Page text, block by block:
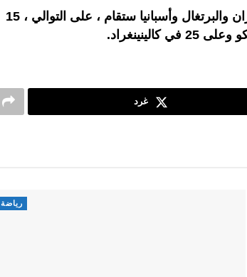
للتذكير فالمباريات الثلاث بين المغرب وإيران والبرتغال وأسبانيا ستقام ، على التوالي ، 15
غرد
رياضة